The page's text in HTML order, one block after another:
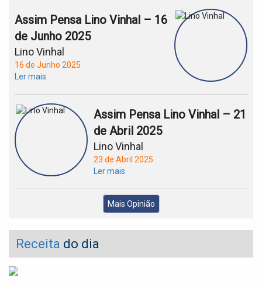
Assim Pensa Lino Vinhal – 16
de Junho 2025
Lino Vinhal
16 de Junho 2025
Ler mais
Assim Pensa Lino Vinhal – 21
de Abril 2025
Lino Vinhal
23 de Abril 2025
Ler mais
Mais Opinião
Receita do dia